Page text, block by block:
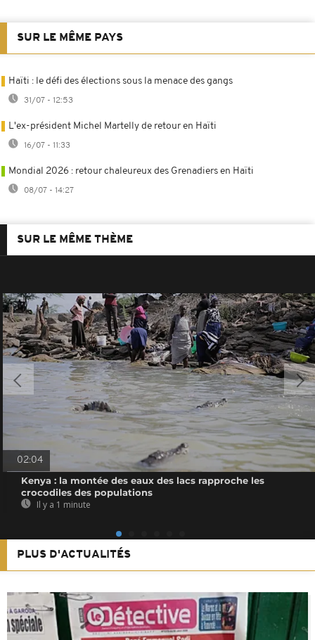
SUR LE MÊME PAYS
Haïti : le défi des élections sous la menace des gangs
31/07 - 12:53
L'ex-président Michel Martelly de retour en Haïti
16/07 - 11:33
Mondial 2026 : retour chaleureux des Grenadiers en Haïti
08/07 - 14:27
SUR LE MÊME THÈME
02:04
Kenya : la montée des eaux des lacs rapproche les
crocodiles des populations
Il y a 1 minute
PLUS D'ACTUALITÉS